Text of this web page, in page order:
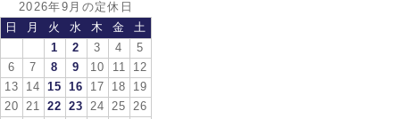
2026年9月の定休日
日
月 火 水 木 金
土
1
2 3 4
5
6
7 8 9 10 11
12
13
14 15 16 17 18
19
20
21 22 23 24 25
26